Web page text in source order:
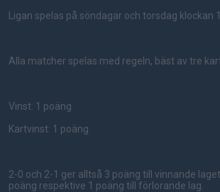
Ligan spelas på söndagar och torsdag klockan
Alla matcher spelas med regeln, bäst av tre
Vinst: 1 poäng
Kartvinst: 1 poäng
2-0 och 2-1 ger alltså 3 poäng till vinnande
poäng respektive 1 poäng till förlorande lag.